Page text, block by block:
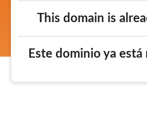
This domain is
Este dominio ya